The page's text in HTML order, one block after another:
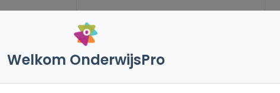
Welkom OnderwijsPro